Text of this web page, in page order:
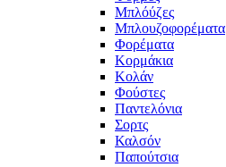
Μπλόύζες
Μπλουζοφορέματα
Φορέματα
Κορμάκια
Κολάν
Φούστες
Παντελόνια
Σορτς
Καλσόν
Παπούτσια